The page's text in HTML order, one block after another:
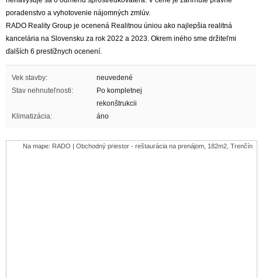
poradenstvo a vyhotovenie nájomných zmlúv.
RADO Reality Group je ocenená Realitnou úniou ako najlepšia realitná
kancelária na Slovensku za rok 2022 a 2023. Okrem iného sme držiteľmi
ďalších 6 prestížnych ocenení.
Vek stavby:
neuvedené
Stav nehnuteľnosti:
Po kompletnej
rekonštrukcii
Klimatizácia:
áno
Na mape: RADO | Obchodný priestor - reštaurácia na prenájom, 182m2, Trenčín